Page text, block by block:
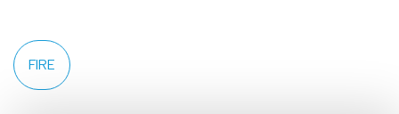
FIRE